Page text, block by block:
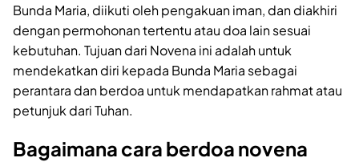
Bunda Maria, diikuti oleh pengakuan iman, dan diakhiri
dengan permohonan tertentu atau doa lain sesuai
kebutuhan. Tujuan dari Novena ini adalah untuk
mendekatkan diri kepada Bunda Maria sebagai
perantara dan berdoa untuk mendapatkan rahmat atau
petunjuk dari Tuhan.
Bagaimana cara berdoa novena